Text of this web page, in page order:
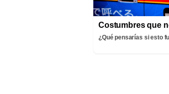
Costumbres que
¿Qué pensarías si esto